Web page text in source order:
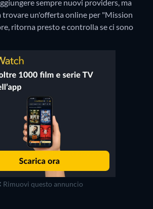
sempre nuovi providers, ma
trovare un'offerta online per "Mission
ritorna presto e controlla se ci sono
Rimuovi questo annuncio